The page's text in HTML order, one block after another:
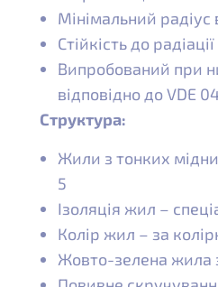
Мінімальний
Стійкість до
Випробований при
відповідно до VDE
Структура:
Жили з тонких
5
Ізоляція жил –
Колір жил – за
Жовто-зелена жила